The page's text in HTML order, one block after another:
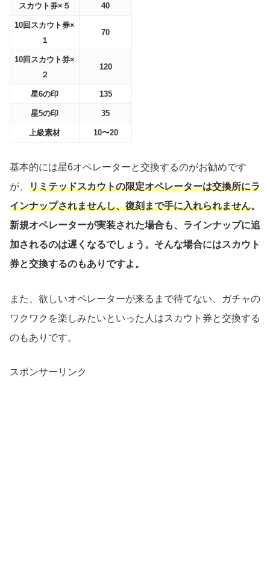
スカウト券×５ 40
10回スカウト券×
１
70
10回スカウト券×
２
120
星6の印 135
星5の印 35
上級素材 10〜20
基本的には星6オペレーターと交換するのがお勧めです
が、 リミテッドスカウトの限定オペレーターは交換所にラ
インナップされませんし、復刻まで手に入れられません。
新規オペレーターが実装された場合も、ラインナップに追
加されるのは遅くなるでしょう。そんな場合にはスカウト
券と交換するのもありですよ。
また、欲しいオペレーターが来るまで待てない、ガチャの
ワクワクを楽しみたいといった人はスカウト券と交換する
のもありです。
スポンサーリンク